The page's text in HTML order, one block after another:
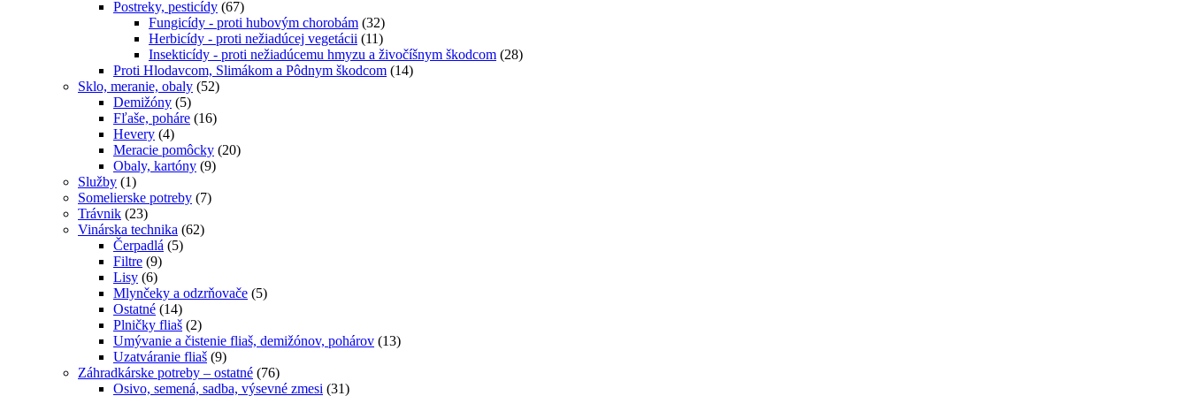
Postreky, pesticídy (67)
Fungicídy - proti hubovým chorobám (32)
Herbicídy - proti nežiadúcej vegetácii (11)
Insekticídy - proti nežiadúcemu hmyzu a živočíšnym škodcom (28)
Proti Hlodavcom, Slimákom a Pôdnym škodcom (14)
Sklo, meranie, obaly (52)
Demižóny (5)
Fľaše, poháre (16)
Hevery (4)
Meracie pomôcky (20)
Obaly, kartóny (9)
Služby (1)
Somelierske potreby (7)
Trávnik (23)
Vinárska technika (62)
Čerpadlá (5)
Filtre (9)
Lisy (6)
Mlynčeky a odzrňovače (5)
Ostatné (14)
Plničky fliaš (2)
Umývanie a čistenie fliaš, demižónov, pohárov (13)
Uzatváranie fliaš (9)
Záhradkárske potreby – ostatné (76)
Osivo, semená, sadba, výsevné zmesi (31)